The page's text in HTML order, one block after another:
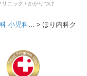
ニック / かかりつけ
小児科... > ほり内科ク